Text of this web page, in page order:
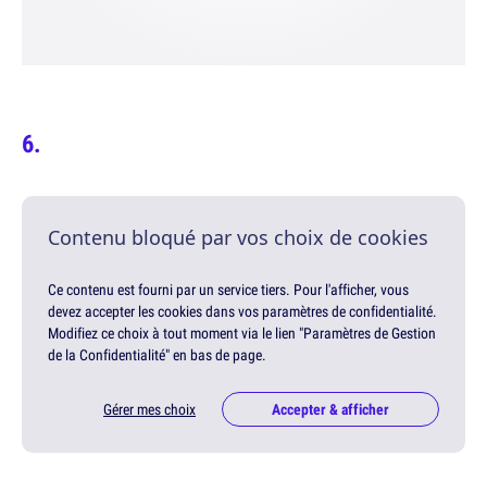
Contenu bloqué par vos choix de cookies
Ce contenu est fourni par un service tiers. Pour l'afficher, vous
devez accepter les cookies dans vos paramètres de confidentialité.
Modifiez ce choix à tout moment via le lien "Paramètres de Gestion
de la Confidentialité" en bas de page.
Gérer mes choix Accepter & afficher